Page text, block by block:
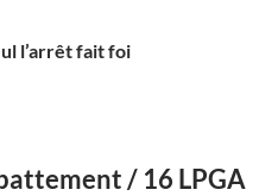
l’arrêt fait foi
/ 16 LPGA